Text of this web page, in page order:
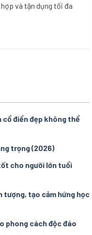
và tận dụng tối đa
điển đẹp không thể
trọng (2026)
cho người lớn tuổi
tượng, tạo cảm hứng học
phong cách độc đáo